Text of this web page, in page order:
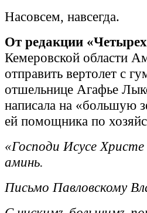
Насовсем, навсегда.
От редакции
Кемеровской области
отправить вертолет с
отшельнице Агафье
написала на «большую
ей помощника по
«Господи Исусе
аминь.
Письмо Павловскому